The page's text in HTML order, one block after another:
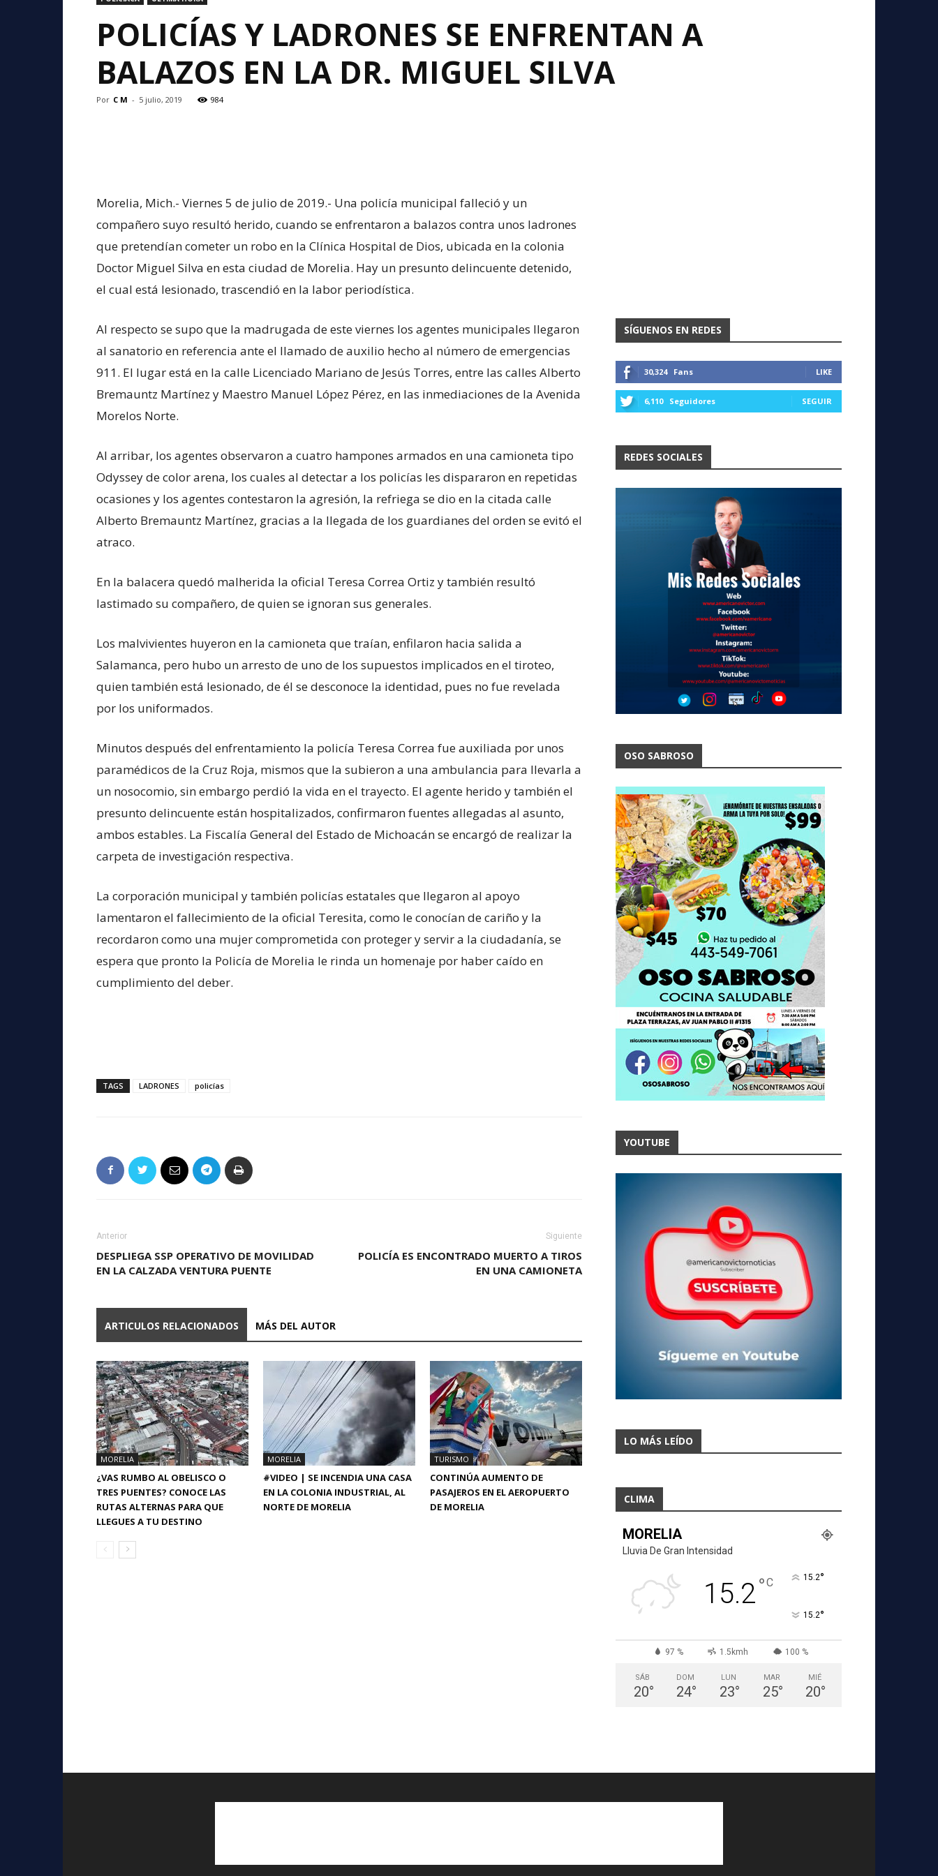
POLICÍAS Y LADRONES SE ENFRENTAN A
BALAZOS EN LA DR. MIGUEL SILVA
Por C M - 5 julio, 2019 984
Morelia, Mich.- Viernes 5 de julio de 2019.- Una policía municipal falleció y un
compañero suyo resultó herido, cuando se enfrentaron a balazos contra unos ladrones
que pretendían cometer un robo en la Clínica Hospital de Dios, ubicada en la colonia
Doctor Miguel Silva en esta ciudad de Morelia. Hay un presunto delincuente detenido,
el cual está lesionado, trascendió en la labor periodística.
Al respecto se supo que la madrugada de este viernes los agentes municipales llegaron
al sanatorio en referencia ante el llamado de auxilio hecho al número de emergencias
911. El lugar está en la calle Licenciado Mariano de Jesús Torres, entre las calles Alberto
Bremauntz Martínez y Maestro Manuel López Pérez, en las inmediaciones de la Avenida
Morelos Norte.
Al arribar, los agentes observaron a cuatro hampones armados en una camioneta tipo
Odyssey de color arena, los cuales al detectar a los policías les dispararon en repetidas
ocasiones y los agentes contestaron la agresión, la refriega se dio en la citada calle
Alberto Bremauntz Martínez, gracias a la llegada de los guardianes del orden se evitó el
atraco.
En la balacera quedó malherida la oficial Teresa Correa Ortiz y también resultó
lastimado su compañero, de quien se ignoran sus generales.
Los malvivientes huyeron en la camioneta que traían, enfilaron hacia salida a
Salamanca, pero hubo un arresto de uno de los supuestos implicados en el tiroteo,
quien también está lesionado, de él se desconoce la identidad, pues no fue revelada
por los uniformados.
Minutos después del enfrentamiento la policía Teresa Correa fue auxiliada por unos
paramédicos de la Cruz Roja, mismos que la subieron a una ambulancia para llevarla a
un nosocomio, sin embargo perdió la vida en el trayecto. El agente herido y también el
presunto delincuente están hospitalizados, confirmaron fuentes allegadas al asunto,
ambos estables. La Fiscalía General del Estado de Michoacán se encargó de realizar la
carpeta de investigación respectiva.
La corporación municipal y también policías estatales que llegaron al apoyo
lamentaron el fallecimiento de la oficial Teresita, como le conocían de cariño y la
recordaron como una mujer comprometida con proteger y servir a la ciudadanía, se
espera que pronto la Policía de Morelia le rinda un homenaje por haber caído en
cumplimiento del deber.
TAGS LADRONES policías
Anterior
DESPLIEGA SSP OPERATIVO DE MOVILIDAD
EN LA CALZADA VENTURA PUENTE
Siguiente
POLICÍA ES ENCONTRADO MUERTO A TIROS
EN UNA CAMIONETA
ARTICULOS RELACIONADOS MÁS DEL AUTOR
MORELIA
¿VAS RUMBO AL OBELISCO O
TRES PUENTES? CONOCE LAS
RUTAS ALTERNAS PARA QUE
LLEGUES A TU DESTINO
MORELIA
#VIDEO | SE INCENDIA UNA CASA
EN LA COLONIA INDUSTRIAL, AL
NORTE DE MORELIA
TURISMO
CONTINÚA AUMENTO DE
PASAJEROS EN EL AEROPUERTO
DE MORELIA
SÍGUENOS EN REDES
30,324 Fans LIKE
6,110 Seguidores SEGUIR
REDES SOCIALES
OSO SABROSO
YOUTUBE
LO MÁS LEÍDO
CLIMA
MORELIA
Lluvia De Gran Intensidad
15.2°C 15.2°
15.2°
97 % 1.5kmh 100 %
SÁB
20°
DOM
24°
LUN
23°
MAR
25°
MIÉ
20°